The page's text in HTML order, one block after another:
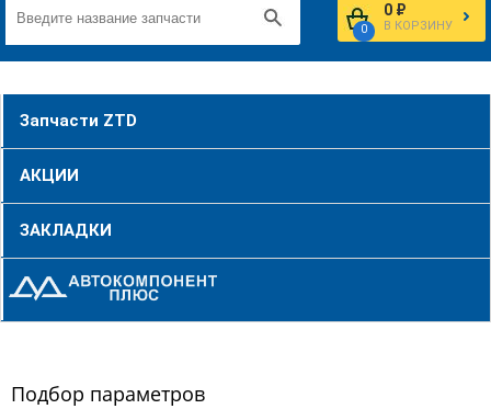
0
0 ₽
В КОРЗИНУ
Запчасти ZTD
АКЦИИ
ЗАКЛАДКИ
Подбор параметров